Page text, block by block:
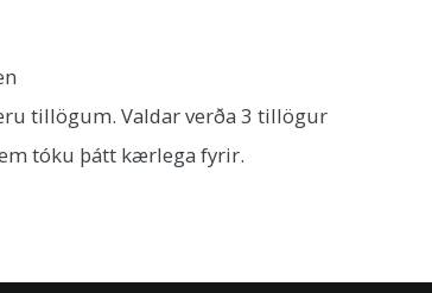
tillögum. Valdar verða 3 tillögur
tóku þátt kærlega fyrir.